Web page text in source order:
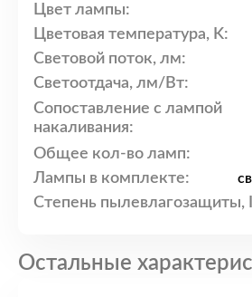
Цвет лампы:
Цветовая температура, K:
Световой поток, лм:
Светоотдача, лм/Вт:
Сопоставление с лампой
накаливания:
Общее кол-во ламп:
Лампы в комплекте:
Степень пылевлагозащиты,
Остальные